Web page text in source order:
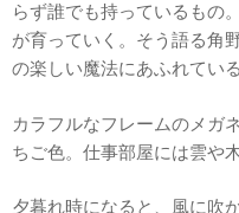
らず誰でも持っているもの
が育っていく。そう語る角
の楽しい魔法にあふれている
カラフルなフレームのメガ
ちご色。仕事部屋には雲や
夕暮れ時になると、風に吹